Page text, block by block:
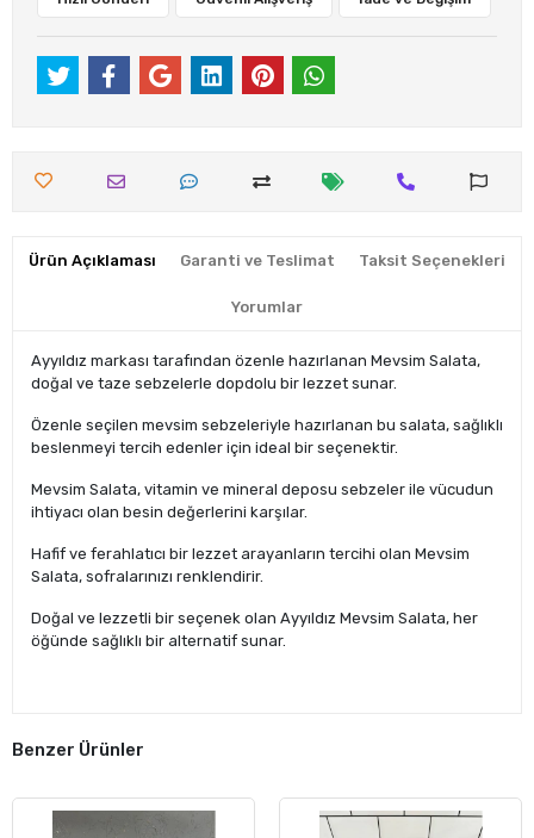
Ürün Açıklaması Garanti ve Teslimat Taksit Seçenekleri
Yorumlar
Ayyıldız markası tarafından özenle hazırlanan Mevsim Salata,
doğal ve taze sebzelerle dopdolu bir lezzet sunar.
Özenle seçilen mevsim sebzeleriyle hazırlanan bu salata, sağlıklı
beslenmeyi tercih edenler için ideal bir seçenektir.
Mevsim Salata, vitamin ve mineral deposu sebzeler ile vücudun
ihtiyacı olan besin değerlerini karşılar.
Hafif ve ferahlatıcı bir lezzet arayanların tercihi olan Mevsim
Salata, sofralarınızı renklendirir.
Doğal ve lezzetli bir seçenek olan Ayyıldız Mevsim Salata, her
öğünde sağlıklı bir alternatif sunar.
Benzer Ürünler